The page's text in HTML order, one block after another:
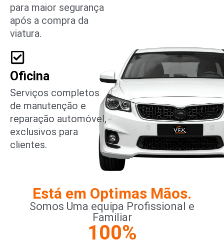
para maior segurança
após a compra da
viatura.
Oficina
Serviços completos
de manutenção e
reparação automóvel,
exclusivos para
clientes.
Está em Optimas Mãos.
Somos Uma equipa Profissional e
Familiar
100%